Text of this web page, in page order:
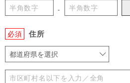
-
必須 住所
都道府県を選択